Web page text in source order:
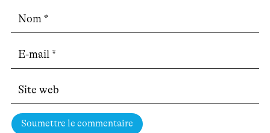
Soumettre le commentaire